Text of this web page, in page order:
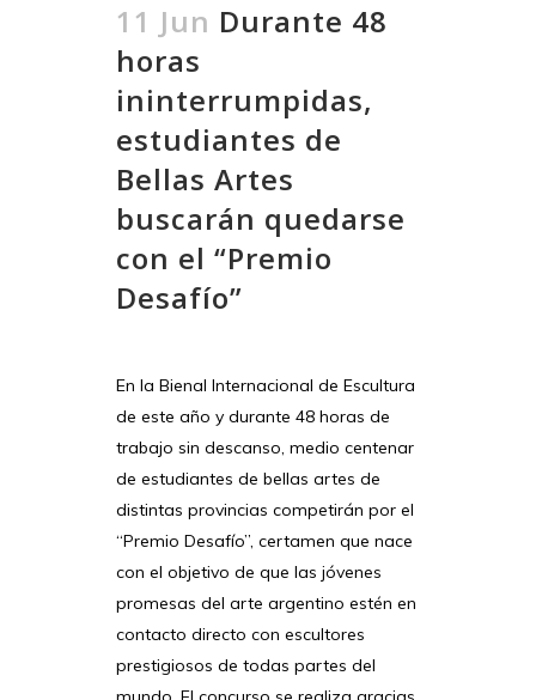
11 Jun Durante 48
horas
ininterrumpidas,
estudiantes de
Bellas Artes
buscarán quedarse
con el “Premio
Desafío”
En la Bienal Internacional de Escultura
de este año y durante 48 horas de
trabajo sin descanso, medio centenar
de estudiantes de bellas artes de
distintas provincias competirán por el
“Premio Desafío”, certamen que nace
con el objetivo de que las jóvenes
promesas del arte argentino estén en
contacto directo con escultores
prestigiosos de todas partes del